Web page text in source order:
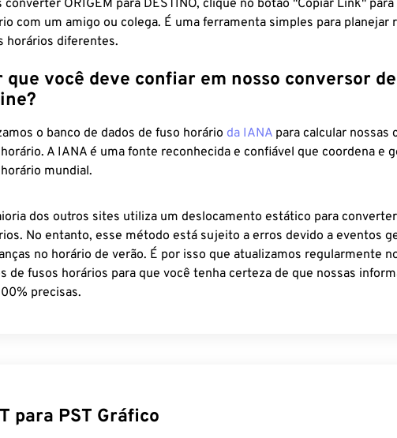
converter ORIGEM para DESTINO, clique no botão "Copiar Link"
com um amigo ou colega. É uma ferramenta simples para planejar
horários diferentes.
que você deve confiar em nosso conversor
o banco de dados de fuso horário da IANA para calcular nossas
A IANA é uma fonte reconhecida e confiável que coordena e
mundial.
dos outros sites utiliza um deslocamento estático para
No entanto, esse método está sujeito a erros devido a eventos
no horário de verão. É por isso que atualizamos regularmente
de fusos horários para que você tenha certeza de que nossas
precisas.
para PST Gráfico